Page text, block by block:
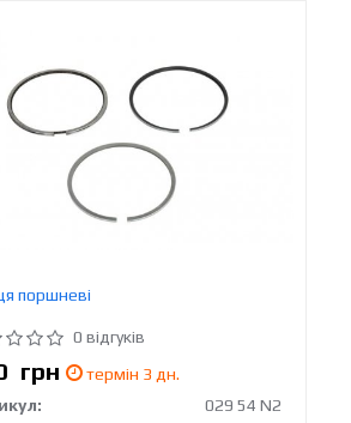
поршневі
0 відгуків
грн
термін 3 дн.
029 54 N2